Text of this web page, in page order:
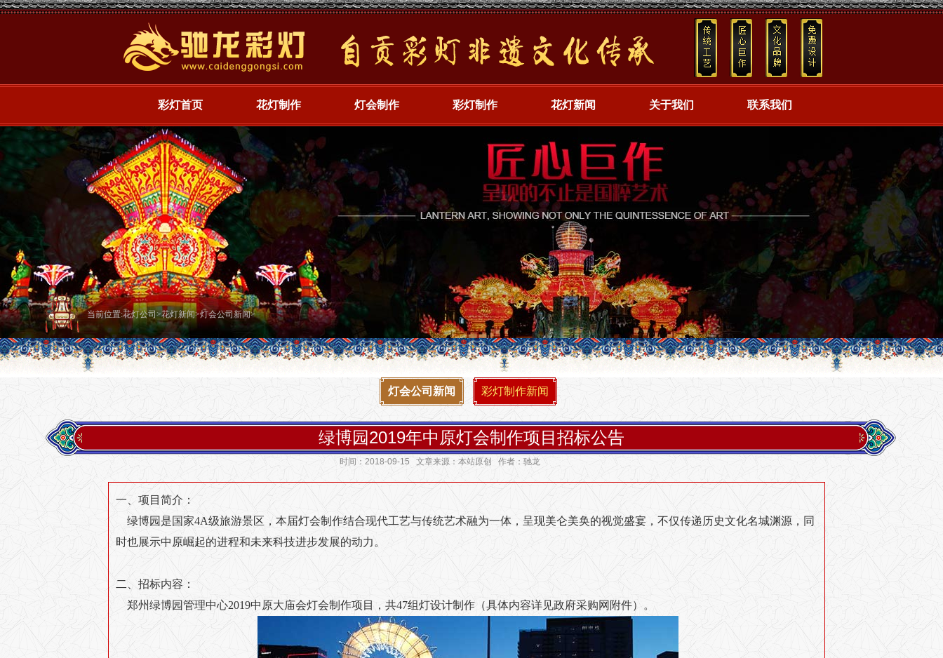
彩灯首页 花灯制作 灯会制作 彩灯制作 花灯新闻 关于我们 联系我们
当前位置:花灯公司 >花灯新闻>灯会公司新闻>
灯会公司新闻 彩灯制作新闻
绿博园2019年中原灯会制作项目招标公告
时间：2018-09-15 文章来源：本站原创 作者：驰龙
一、项目简介：
绿博园是国家4A级旅游景区，本届灯会制作结合现代工艺与传统艺术融为一体，呈现美仑美奂的视觉盛宴，不仅传递历史文化名城渊源，同
时也展示中原崛起的进程和未来科技进步发展的动力。
二、招标内容：
郑州绿博园管理中心2019中原大庙会灯会制作项目，共47组灯设计制作（具体内容详见政府采购网附件）。